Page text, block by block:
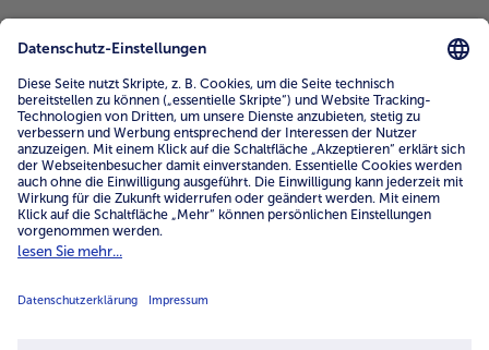
Service
Unternehmen
Über uns